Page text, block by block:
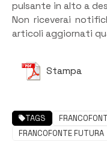
pulsante in alto a
Non riceverai
articoli aggiornati
Stampa
TAGS
FRANCOFONTE FUTURA